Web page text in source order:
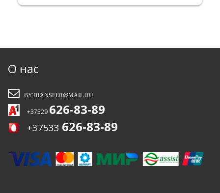
рекомендую .
О нас
BYTRANSFER@MAIL.RU
+37529 626-83-89
+37533 626-83-89